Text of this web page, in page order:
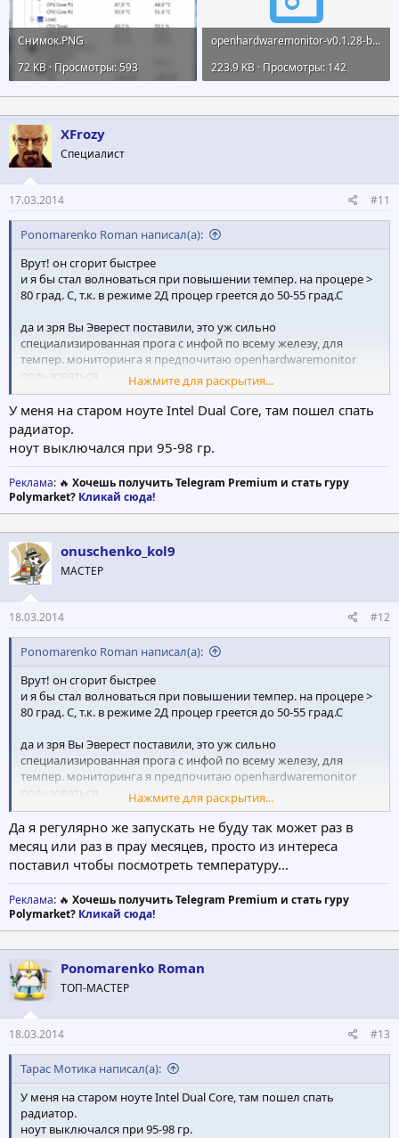
Снимок.PNG
72 KB · Просмотры: 593
openhardwaremonitor-v0.1.28-beta.zip
223.9 KB · Просмотры: 142
XFrozy
Специалист
17.03.2014 #11
Ponomarenko Roman написал(а):
Врут! он сгорит быстрее
и я бы стал волноваться при повышении темпер. на процере >
80 град. С, т.к. в режиме 2Д процер греется до 50-55 град.С
да и зря Вы Эверест поставили, это уж сильно
специализированная прога с инфой по всему железу, для
темпер. мониторинга я предпочитаю openhardwaremonitor
пользоваться
прикрепил внизу его портабле версию = пользуйтесь на
здоровье
Нажмите для раскрытия...
У меня на старом ноуте Intel Dual Core, там пошел спать
радиатор.
ноут выключался при 95-98 гр.
Реклама: 🔥 Хочешь получить Telegram Premium и стать гуру
Polymarket? Кликай сюда!
onuschenko_kol9
МАСТЕР
18.03.2014 #12
Ponomarenko Roman написал(а):
Врут! он сгорит быстрее
и я бы стал волноваться при повышении темпер. на процере >
80 град. С, т.к. в режиме 2Д процер греется до 50-55 град.С
да и зря Вы Эверест поставили, это уж сильно
специализированная прога с инфой по всему железу, для
темпер. мониторинга я предпочитаю openhardwaremonitor
пользоваться
прикрепил внизу его портабле версию = пользуйтесь на
здоровь
Нажмите для раскрытия...
Да я регулярно же запускать не буду так может раз в
месяц или раз в прау месяцев, просто из интереса
поставил чтобы посмотреть температуру...
Реклама: 🔥 Хочешь получить Telegram Premium и стать гуру
Polymarket? Кликай сюда!
Ponomarenko Roman
ТОП-МАСТЕР
18.03.2014 #13
Тарас Мотика написал(а):
У меня на старом ноуте Intel Dual Core, там пошел спать
радиатор.
ноут выключался при 95-98 гр.